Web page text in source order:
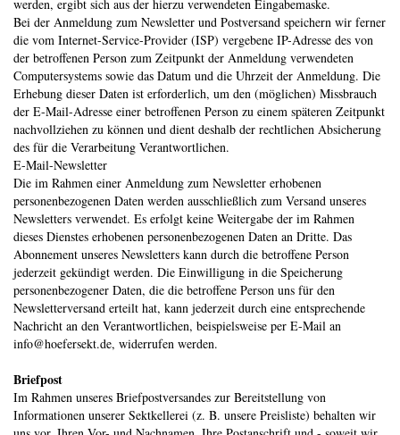
werden, ergibt sich aus der hierzu verwendeten Eingabemaske.
Bei der Anmeldung zum Newsletter und Postversand speichern wir ferner
die vom Internet-Service-Provider (ISP) vergebene IP-Adresse des von
der betroffenen Person zum Zeitpunkt der Anmeldung verwendeten
Computersystems sowie das Datum und die Uhrzeit der Anmeldung. Die
Erhebung dieser Daten ist erforderlich, um den (möglichen) Missbrauch
der E-Mail-Adresse einer betroffenen Person zu einem späteren Zeitpunkt
nachvollziehen zu können und dient deshalb der rechtlichen Absicherung
des für die Verarbeitung Verantwortlichen.
E-Mail-Newsletter
Die im Rahmen einer Anmeldung zum Newsletter erhobenen
personenbezogenen Daten werden ausschließlich zum Versand unseres
Newsletters verwendet. Es erfolgt keine Weitergabe der im Rahmen
dieses Dienstes erhobenen personenbezogenen Daten an Dritte. Das
Abonnement unseres Newsletters kann durch die betroffene Person
jederzeit gekündigt werden. Die Einwilligung in die Speicherung
personenbezogener Daten, die die betroffene Person uns für den
Newsletterversand erteilt hat, kann jederzeit durch eine entsprechende
Nachricht an den Verantwortlichen, beispielsweise per E-Mail an
info@hoefersekt.de, widerrufen werden.
Briefpost
Im Rahmen unseres Briefpostversandes zur Bereitstellung von
Informationen unserer Sektkellerei (z. B. unsere Preisliste) behalten wir